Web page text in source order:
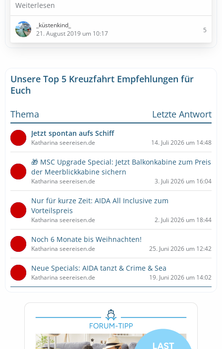
Weiterlesen
_küstenkind_
21. August 2019 um 10:17
5
Unsere Top 5 Kreuzfahrt Empfehlungen für
Euch
Thema
Letzte Antwort
Jetzt spontan aufs Schiff
Katharina seereisen.de 14. Juli 2026 um 14:48
🎁 MSC Upgrade Special: Jetzt Balkonkabine zum Preis
der Meerblickkabine sichern
Katharina seereisen.de 3. Juli 2026 um 16:04
Nur für kurze Zeit: AIDA All Inclusive zum
Vorteilspreis
Katharina seereisen.de 2. Juli 2026 um 18:44
Noch 6 Monate bis Weihnachten!
Katharina seereisen.de 25. Juni 2026 um 12:42
Neue Specials: AIDA tanzt & Crime & Sea
Katharina seereisen.de 19. Juni 2026 um 14:02